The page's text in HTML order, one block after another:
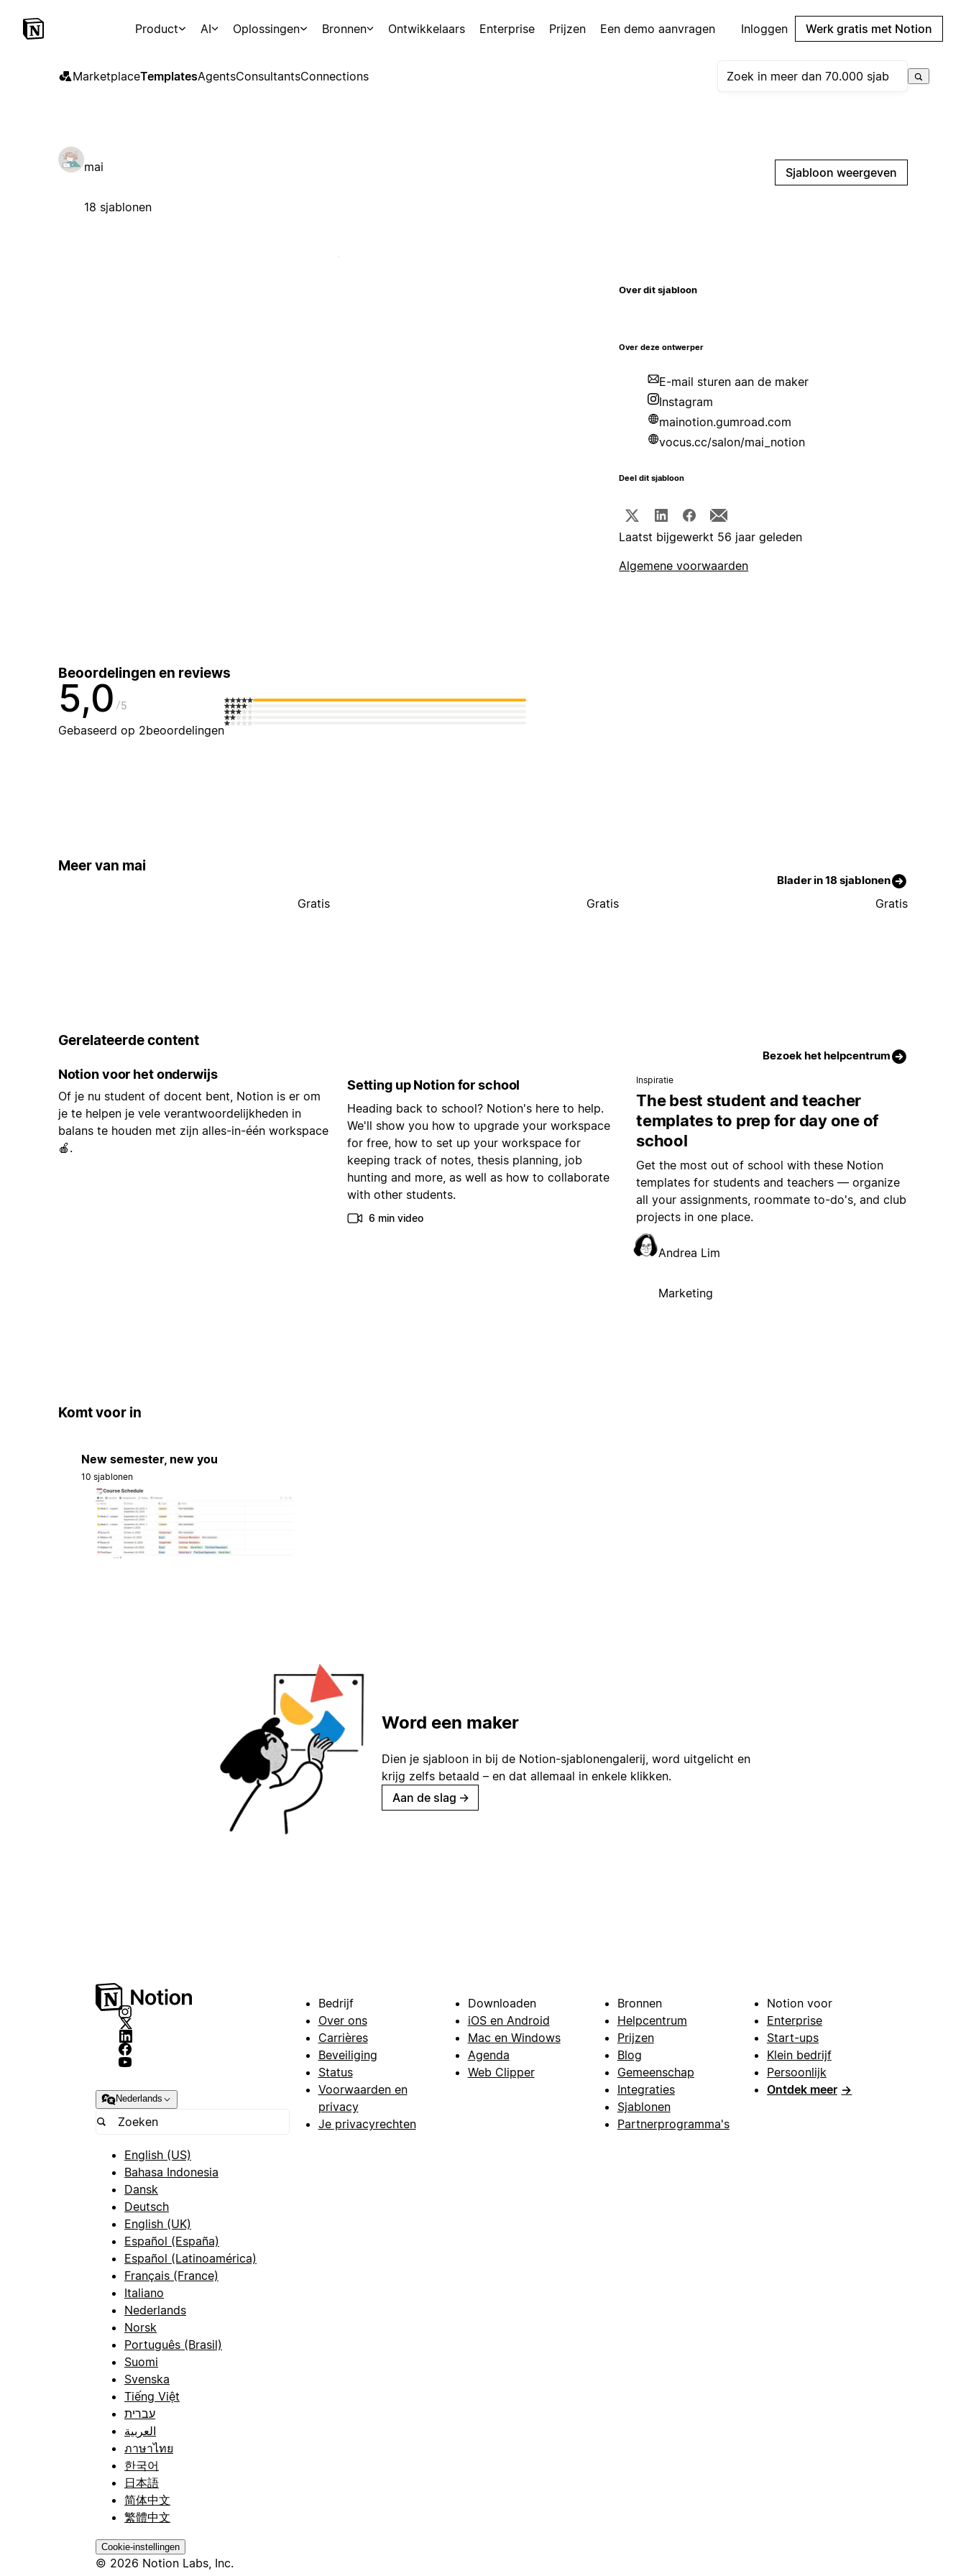
Product AI Oplossingen Bronnen Ontwikkelaars Enterprise Prijzen Een demo aanvragen Inloggen Werk gratis met Notion
MarketplaceTemplatesAgentsConsultantsConnections
mai
18 sjablonen
Sjabloon weergeven
Over dit sjabloon
Over deze ontwerper
E-mail sturen aan de maker
Instagram
mainotion.gumroad.com
vocus.cc/salon/mai_notion
Deel dit sjabloon
Laatst bijgewerkt 56 jaar geleden
Algemene voorwaarden
Beoordelingen en reviews
5,0 5
Gebaseerd op 2beoordelingen
Meer van mai
Blader in 18 sjablonen
Gratis Gratis Gratis
Gerelateerde content
Bezoek het helpcentrum
Notion voor het onderwijs
Of je nu student of docent bent, Notion is er om
je te helpen je vele verantwoordelijkheden in
balans te houden met zijn alles-in-één workspace
🍎.
Setting up Notion for school
Heading back to school? Notion's here to help.
We'll show you how to upgrade your workspace
for free, how to set up your workspace for
keeping track of notes, thesis planning, job
hunting and more, as well as how to collaborate
with other students.
6 min video
Inspiratie
The best student and teacher
templates to prep for day one of
school
Get the most out of school with these Notion
templates for students and teachers — organize
all your assignments, roommate to-do's, and club
projects in one place.
Andrea Lim
Marketing
Komt voor in
New semester, new you
10 sjablonen
Word een maker
Dien je sjabloon in bij de Notion-sjablonengalerij, word uitgelicht en
krijg zelfs betaald – en dat allemaal in enkele klikken.
Aan de slag →
Nederlands
English (US)
Bahasa Indonesia
Dansk
Deutsch
English (UK)
Español (España)
Español (Latinoamérica)
Français (France)
Italiano
Nederlands
Norsk
Português (Brasil)
Suomi
Svenska
Tiếng Việt
עברית
العربية
ภาษาไทย
한국어
日本語
简体中文
繁體中文
Cookie-instellingen
© 2026 Notion Labs, Inc.
Bedrijf
Over ons
Carrières
Beveiliging
Status
Voorwaarden en
privacy
Je privacyrechten
Downloaden
iOS en Android
Mac en Windows
Agenda
Web Clipper
Bronnen
Helpcentrum
Prijzen
Blog
Gemeenschap
Integraties
Sjablonen
Partnerprogramma's
Notion voor
Enterprise
Start-ups
Klein bedrijf
Persoonlijk
Ontdek meer →